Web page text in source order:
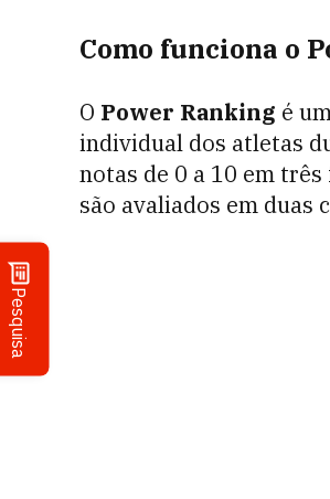
Pesquisa
Como funciona o
O Power Ranking é
individual dos atletas
notas de 0 a 10 em
são avaliados em duas